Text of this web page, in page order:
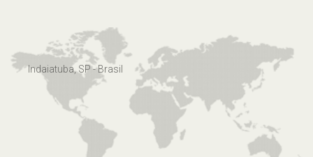
Indaiatuba, SP - Brasil